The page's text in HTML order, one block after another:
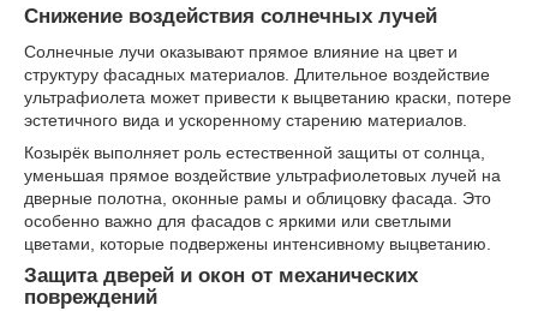
Снижение воздействия солнечных лучей
Солнечные лучи оказывают прямое влияние на цвет и
структуру фасадных материалов. Длительное воздействие
ультрафиолета может привести к выцветанию краски, потере
эстетичного вида и ускоренному старению материалов.
Козырёк выполняет роль естественной защиты от солнца,
уменьшая прямое воздействие ультрафиолетовых лучей на
дверные полотна, оконные рамы и облицовку фасада. Это
особенно важно для фасадов с яркими или светлыми
цветами, которые подвержены интенсивному выцветанию.
Защита дверей и окон от механических
повреждений